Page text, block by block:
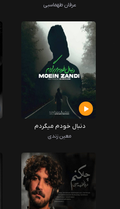
عرفان طهماسبی
دنبال خودم میگردم
معین زندی